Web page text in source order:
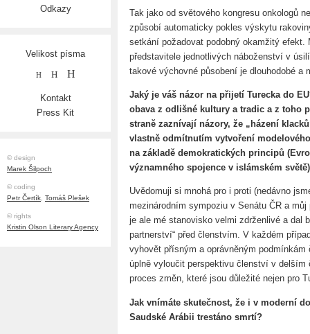
Odkazy
Velikost písma
H H H
Kontakt
Press Kit
© design
Marek Šilpoch
© coding
Petr Čertík, Tomáš Plešek
© rights
Kristin Olson Literary Agency
Tak jako od světového kongresu onkologů
způsobí automaticky pokles výskytu
setkání požadovat podobný okamžitý
představitele jednotlivých náboženství v
takové výchovné působení je dlouhodobé a
Jaký je váš názor na přijetí Turecka do
obava z odlišné kultury a tradic a z toho
straně zaznívají názory, že „házení
vlastně odmítnutím vytvoření
na základě demokratických principů
významného spojence v islámském
Uvědomuji si mnohá pro i proti (nedávno
mezinárodním sympoziu v Senátu ČR a
je ale mé stanovisko velmi zdrženlivé a dal
partnerství“ před členstvím. V každém
vyhovět přísným a oprávněným
úplně vyloučit perspektivu členství v delším
proces změn, které jsou důležité nejen pro
Jak vnímáte skutečnost, že i v moderní
Saudské Arábii trestáno smrtí?